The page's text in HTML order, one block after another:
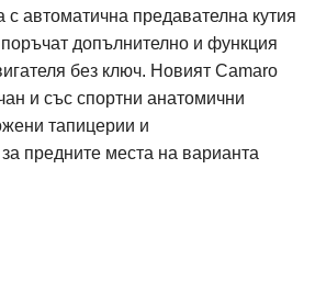
автоматична предавателна кутия
допълнително и функция
без ключ. Новият Camaro
и със спортни анатомични
тапицерии и
предните места на варианта